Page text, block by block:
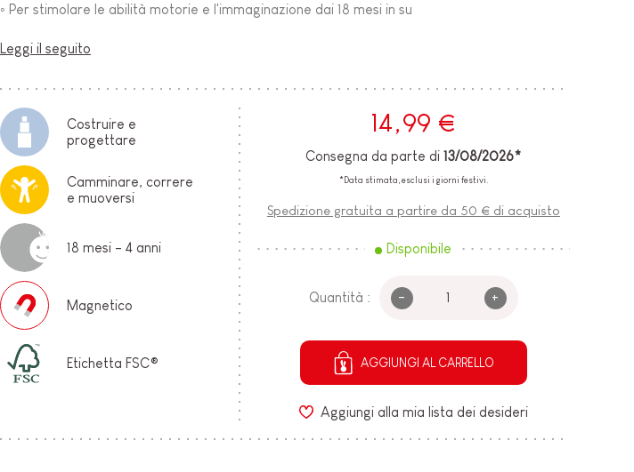
◦ Per stimolare le abilità motorie e l'immaginazione dai 18 mesi in su
Leggi il seguito
Costruire e
progettare
Camminare, correre
e muoversi
18 mesi - 4 anni
Magnetico
Etichetta FSC®
14,99 €
Consegna da parte di13/08/2026*
*Data stimata, esclusi i giorni festivi.
Spedizione gratuita a partire da 50 € di acquisto
Disponibile
Quantità : - +
AGGIUNGI AL CARRELLO
Aggiungi alla mia lista dei desideri